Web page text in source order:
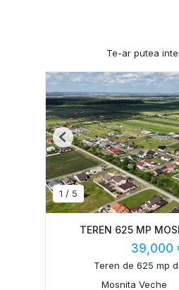
Te-ar putea
1 / 5
Previous
TEREN 625 MP
39,000
Teren de 625 mp
Mosnita Veche